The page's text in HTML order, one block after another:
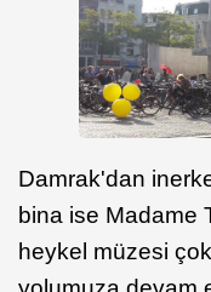
Damrak'dan
bina ise Madame
heykel müzesi